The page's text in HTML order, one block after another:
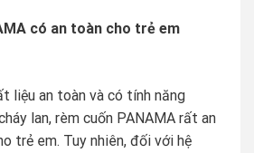
có an toàn cho trẻ em
liệu an toàn và có tính năng
lan, rèm cuốn PANAMA rất an
trẻ em. Tuy nhiên, đối với hệ